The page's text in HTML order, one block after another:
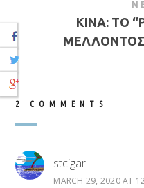
ΚΙΝΑ: ΤΟ
2 COMMENTS
stcigar
MARCH 29, 2020 AT